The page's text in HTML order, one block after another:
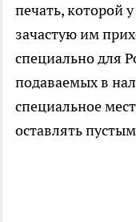
печать, которой
зачастую им
специально для
подаваемых в
специальное
оставлять